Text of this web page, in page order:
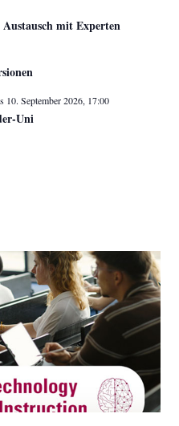
mit Experten
10. September 2026, 17:00
Uni